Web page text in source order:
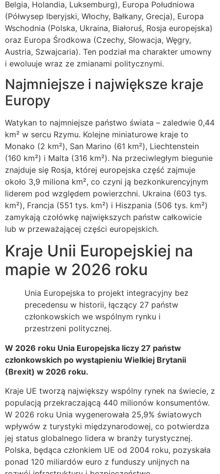
Belgia, Holandia, Luksemburg), Europa Południowa
(Półwysep Iberyjski, Włochy, Bałkany, Grecja), Europa
Wschodnia (Polska, Ukraina, Białoruś, Rosja europejska)
oraz Europa Środkowa (Czechy, Słowacja, Węgry,
Austria, Szwajcaria). Ten podział ma charakter umowny
i ewoluuje wraz ze zmianami politycznymi.
Najmniejsze i największe kraje
Europy
Watykan to najmniejsze państwo świata – zaledwie 0,44
km² w sercu Rzymu. Kolejne miniaturowe kraje to
Monako (2 km²), San Marino (61 km²), Liechtenstein
(160 km²) i Malta (316 km²). Na przeciwległym biegunie
znajduje się Rosja, której europejska część zajmuje
około 3,9 miliona km², co czyni ją bezkonkurencyjnym
liderem pod względem powierzchni. Ukraina (603 tys.
km²), Francja (551 tys. km²) i Hiszpania (506 tys. km²)
zamykają czołówkę największych państw całkowicie
lub w przeważającej części europejskich.
Kraje Unii Europejskiej na
mapie w 2026 roku
Unia Europejska to projekt integracyjny bez
precedensu w historii, łączący 27 państw
członkowskich we wspólnym rynku i
przestrzeni politycznej.
W 2026 roku Unia Europejska liczy 27 państw
członkowskich po wystąpieniu Wielkiej Brytanii
(Brexit) w 2026 roku.
Kraje UE tworzą największy wspólny rynek na świecie, z
populacją przekraczającą 440 milionów konsumentów.
W 2026 roku Unia wygenerowała 25,9% światowych
wpływów z turystyki międzynarodowej, co potwierdza
jej status globalnego lidera w branży turystycznej.
Polska, będąca członkiem UE od 2004 roku, pozyskała
ponad 120 miliardów euro z funduszy unijnych na